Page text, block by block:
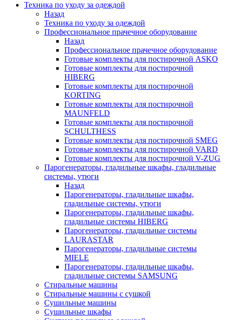
Техника по уходу за одеждой
Назад
Техника по уходу за одеждой
Профессиональное прачечное оборудование
Назад
Профессиональное прачечное оборудование
Готовые комплекты для постирочной ASKO
Готовые комплекты для постирочной
HIBERG
Готовые комплекты для постирочной
KORTING
Готовые комплекты для постирочной
MAUNFELD
Готовые комплекты для постирочной
SCHULTHESS
Готовые комплекты для постирочной SMEG
Готовые комплекты для постирочной VARD
Готовые комплекты для постирочной V-ZUG
Парогенераторы, гладильные шкафы, гладильные
системы, утюги
Назад
Парогенераторы, гладильные шкафы,
гладильные системы, утюги
Парогенераторы, гладильные шкафы,
гладильные системы HIBERG
Парогенераторы, гладильные системы
LAURASTAR
Парогенераторы, гладильные системы
MIELE
Парогенераторы, гладильные шкафы,
гладильные системы SAMSUNG
Стиральные машины
Стиральные машины с сушкой
Сушильные машины
Сушильные шкафы